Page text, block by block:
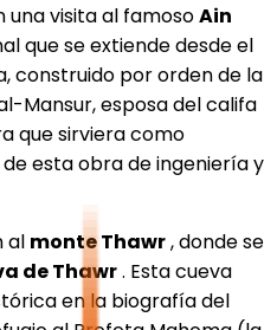
una visita al famosoAin
que se extiende desde el
construido por orden de la
Mansur, esposa del califa
que sirviera como
esta obra de ingeniería y
al monte Thawr, donde se
de Thawr. Esta cueva
en la biografía del